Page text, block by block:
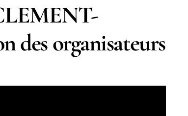
organisateurs